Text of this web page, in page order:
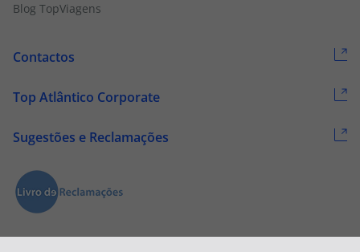
Blog TopViagens
Contactos
Top Atlântico Corporate
Sugestões e Reclamações